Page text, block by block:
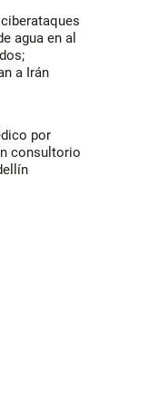
agua en al
a Irán
por
consultorio